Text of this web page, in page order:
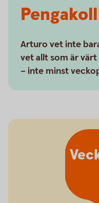
Arturo vet inte
vet allt som är
– inte minst